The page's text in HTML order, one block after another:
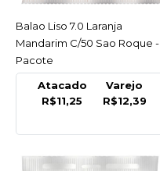
ACESSAR
Balao Liso 7.0 Laranja
Mandarim C/50 Sao Roque -
Pacote
Atacado
R$11,25
Varejo
R$12,39